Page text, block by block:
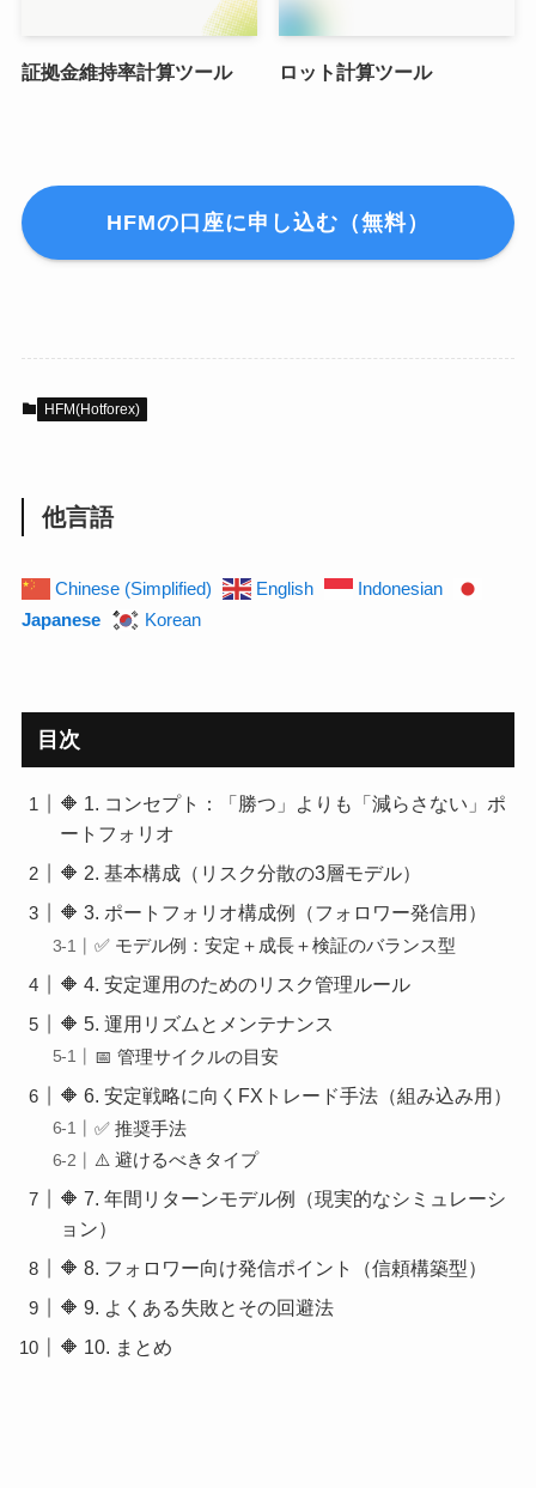
証拠金維持率計算ツール ロット計算ツール
HFMの口座に申し込む（無料）
HFM(Hotforex)
他言語
Chinese (Simplified) English
Indonesian
Japanese
Korean
目次
🔶 1. コンセプト：「勝つ」よりも「減らさない」ポ
ートフォリオ
🔶 2. 基本構成（リスク分散の3層モデル）
🔶 3. ポートフォリオ構成例（フォロワー発信用）
✅ モデル例：安定＋成長＋検証のバランス型
🔶 4. 安定運用のためのリスク管理ルール
🔶 5. 運用リズムとメンテナンス
📅 管理サイクルの目安
🔶 6. 安定戦略に向くFXトレード手法（組み込み用）
✅ 推奨手法
⚠️ 避けるべきタイプ
🔶 7. 年間リターンモデル例（現実的なシミュレーシ
ョン）
🔶 8. フォロワー向け発信ポイント（信頼構築型）
🔶 9. よくある失敗とその回避法
🔶 10. まとめ